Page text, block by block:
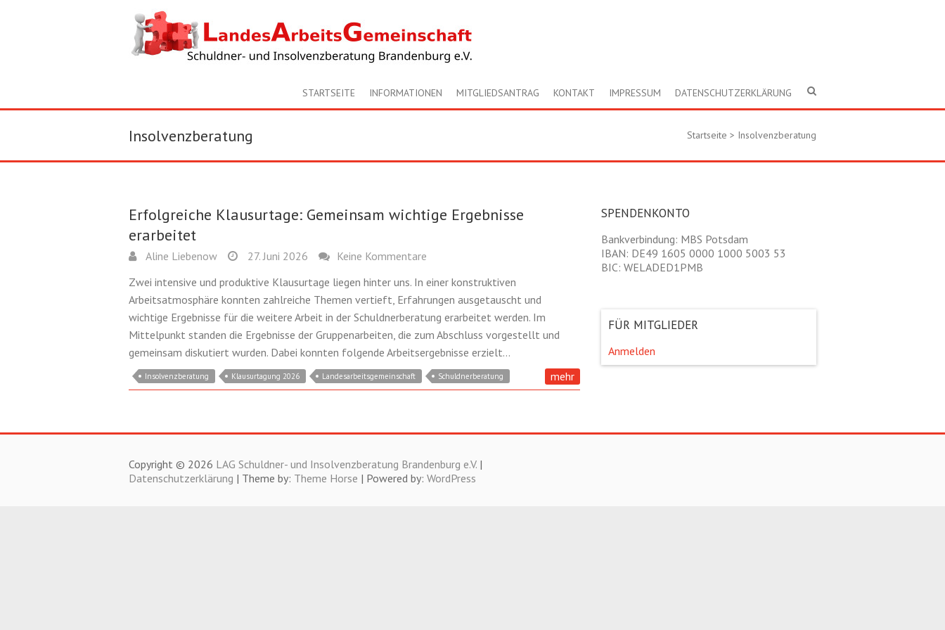
STARTSEITE INFORMATIONEN MITGLIEDSANTRAG KONTAKT IMPRESSUM DATENSCHUTZERKLÄRUNG
Startseite > Insolvenzberatung
Insolvenzberatung
Erfolgreiche Klausurtage: Gemeinsam wichtige Ergebnisse
erarbeitet
Aline Liebenow 27. Juni 2026
Keine Kommentare
Zwei intensive und produktive Klausurtage liegen hinter uns. In einer konstruktiven
Arbeitsatmosphäre konnten zahlreiche Themen vertieft, Erfahrungen ausgetauscht und
wichtige Ergebnisse für die weitere Arbeit in der Schuldnerberatung erarbeitet werden. Im
Mittelpunkt standen die Ergebnisse der Gruppenarbeiten, die zum Abschluss vorgestellt und
gemeinsam diskutiert wurden. Dabei konnten folgende Arbeitsergebnisse erzielt…
Insolvenzberatung Klausurtagung 2026 Landesarbeitsgemeinschaft Schuldnerberatung mehr
SPENDENKONTO
Bankverbindung: MBS Potsdam
IBAN: DE49 1605 0000 1000 5003 53
BIC: WELADED1PMB
FÜR MITGLIEDER
Anmelden
Copyright © 2026 LAG Schuldner- und Insolvenzberatung Brandenburg e.V. |
Datenschutzerklärung | Theme by: Theme Horse | Powered by: WordPress